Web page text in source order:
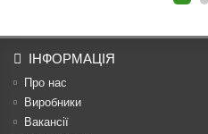
ІНФОРМАЦІЯ
Про нас
Виробники
Вакансії